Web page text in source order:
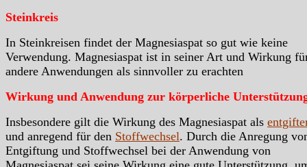
Steinkreis
In Steinkreisen findet der Magnesiaspat so gut wie keine
Verwendung. Magnesiaspat ist in seiner Art und Wirkung
andere Anwendungen als sinnvoller zu erachten
Wirkung und Anwendung zur körperliche
Insbesondere gilt die Wirkung des Magnesiaspat als
und anregend für den Stoffwechsel. Durch die Anregung
Entgiftung und Stoffwechsel bei der Anwendung von